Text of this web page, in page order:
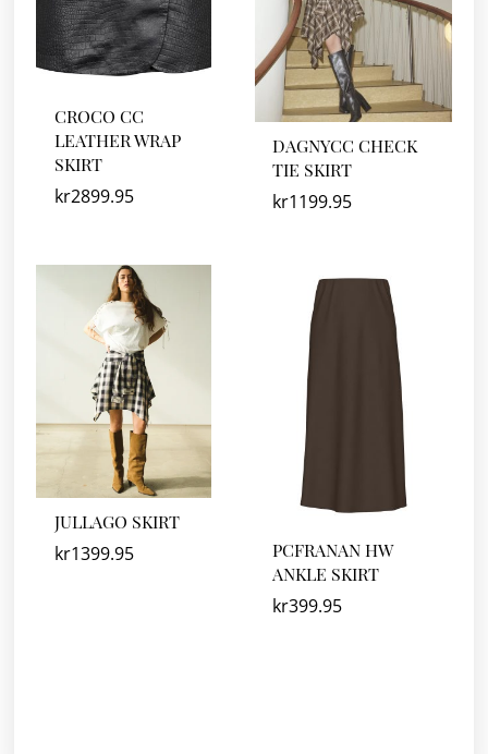
CROCO CC
LEATHER WRAP
SKIRT
kr2899.95
DAGNYCC CHECK
TIE SKIRT
kr1199.95
JULLAGO SKIRT
kr1399.95
PCFRANAN HW
ANKLE SKIRT
kr399.95